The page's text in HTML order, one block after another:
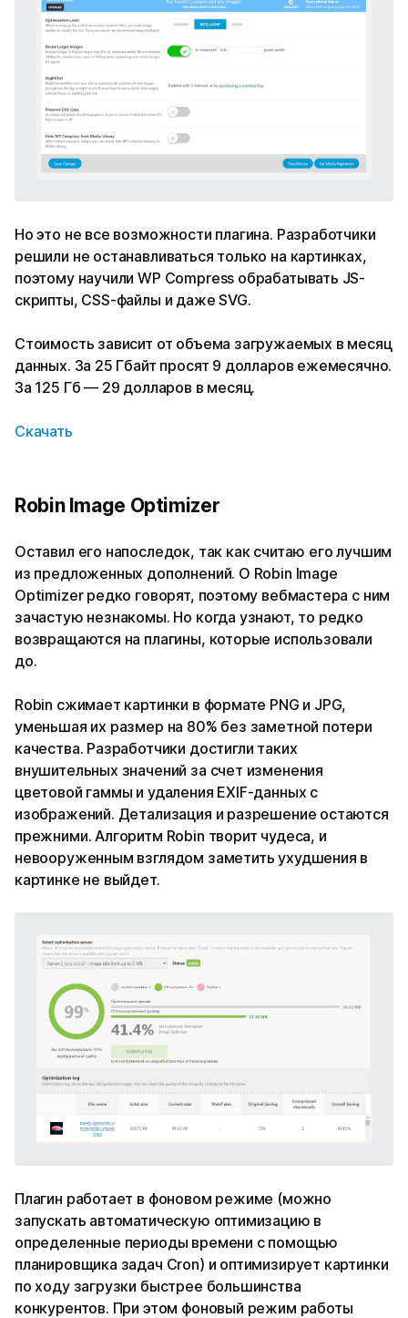
Но это не все возможности плагина. Разработчики
решили не останавливаться только на картинках,
поэтому научили WP Compress обрабатывать JS-
скрипты, CSS-файлы и даже SVG.
Стоимость зависит от объема загружаемых в месяц
данных. За 25 Гбайт просят 9 долларов ежемесячно.
За 125 Гб — 29 долларов в месяц.
Скачать
Robin Image Optimizer
Оставил его напоследок, так как считаю его лучшим
из предложенных дополнений. О Robin Image
Optimizer редко говорят, поэтому вебмастера с ним
зачастую незнакомы. Но когда узнают, то редко
возвращаются на плагины, которые использовали
до.
Robin сжимает картинки в формате PNG и JPG,
уменьшая их размер на 80% без заметной потери
качества. Разработчики достигли таких
внушительных значений за счет изменения
цветовой гаммы и удаления EXIF-данных с
изображений. Детализация и разрешение остаются
прежними. Алгоритм Robin творит чудеса, и
невооруженным взглядом заметить ухудшения в
картинке не выйдет.
Плагин работает в фоновом режиме (можно
запускать автоматическую оптимизацию в
определенные периоды времени с помощью
планировщика задач Cron) и оптимизирует картинки
по ходу загрузки быстрее большинства
конкурентов. При этом фоновый режим работы